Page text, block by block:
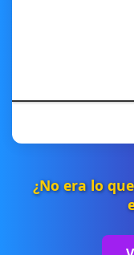
¿No era lo